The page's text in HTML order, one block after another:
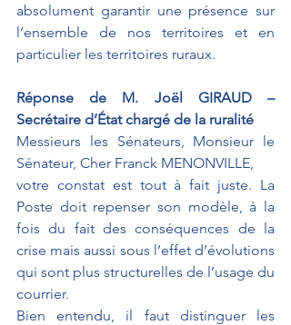
absolument garantir une présence sur
l’ensemble de nos territoires et en
particulier les territoires ruraux.
Réponse de M. Joël GIRAUD –
Secrétaire d’État chargé de la ruralité
Messieurs les Sénateurs, Monsieur le
Sénateur, Cher Franck MENONVILLE,
votre constat est tout à fait juste. La
Poste doit repenser son modèle, à la
fois du fait des conséquences de la
crise mais aussi sous l’effet d’évolutions
qui sont plus structurelles de l’usage du
courrier.
Bien entendu, il faut distinguer les